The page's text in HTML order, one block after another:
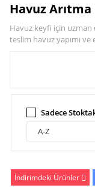
Havuz Arıtma
Havuz keyfi için uzman
teslim havuz yapımı
Sadece
A-Z
İndirimdeki Ürünler